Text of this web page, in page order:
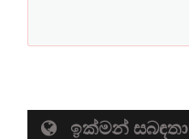
ඉක්මන් සබඳතා